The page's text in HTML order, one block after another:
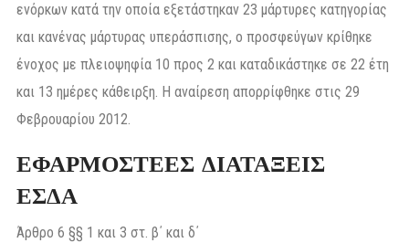
ενόρκων κατά την οποία εξετάστηκαν 23 μάρτυρες κατηγορίας
και κανένας μάρτυρας υπεράσπισης, ο προσφεύγων κρίθηκε
ένοχος με πλειοψηφία 10 προς 2 και καταδικάστηκε σε 22 έτη
και 13 ημέρες κάθειρξη. Η αναίρεση απορρίφθηκε στις 29
Φεβρουαρίου 2012.
ΕΦΑΡΜΟΣΤΕΕΣ ΔΙΑΤΑΞΕΙΣ
ΕΣΔΑ
Άρθρο 6 §§ 1 και 3 στ. β΄ και δ΄